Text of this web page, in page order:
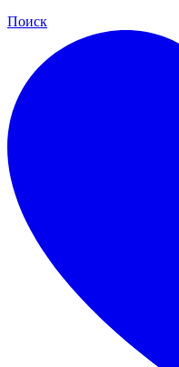
Поиск